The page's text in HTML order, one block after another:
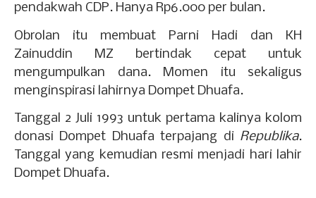
pendakwah CDP. Hanya Rp6.000 per bulan.
Obrolan itu membuat Parni Hadi dan KH
Zainuddin MZ bertindak cepat untuk
mengumpulkan dana. Momen itu sekaligus
menginspirasi lahirnya Dompet Dhuafa.
Tanggal 2 Juli 1993 untuk pertama kalinya kolom
donasi Dompet Dhuafa terpajang di Republika.
Tanggal yang kemudian resmi menjadi hari lahir
Dompet Dhuafa.